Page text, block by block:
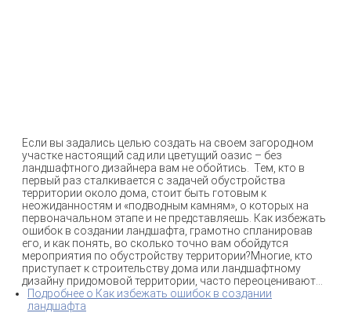
Если вы задались целью создать на своем загородном
участке настоящий сад или цветущий оазис – без
ландшафтного дизайнера вам не обойтись. Тем, кто в
первый раз сталкивается с задачей обустройства
территории около дома, стоит быть готовым к
неожиданностям и «подводным камням», о которых на
первоначальном этапе и не представляешь. Как избежать
ошибок в создании ландшафта, грамотно спланировав
его, и как понять, во сколько точно вам обойдутся
мероприятия по обустройству территории?Многие, кто
приступает к строительству дома или ландшафтному
дизайну придомовой территории, часто переоценивают...
Подробнее о Как избежать ошибок в создании
ландшафта